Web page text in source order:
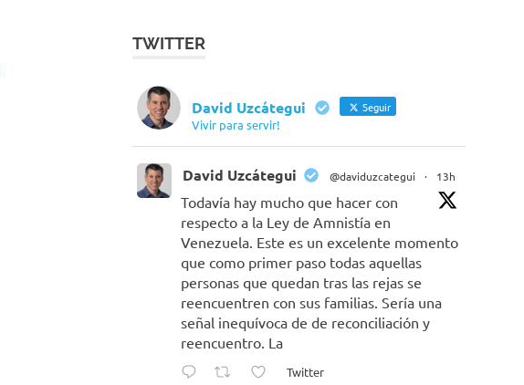
TWITTER
David Uzcátegui Seguir
Vivir para servir!
David Uzcátegui @daviduzcategui · 13h
Todavía hay mucho que hacer con
respecto a la Ley de Amnistía en
Venezuela. Este es un excelente momento
que como primer paso todas aquellas
personas que quedan tras las rejas se
reencuentren con sus familias. Sería una
señal inequívoca de de reconciliación y
reencuentro. La
Twitter